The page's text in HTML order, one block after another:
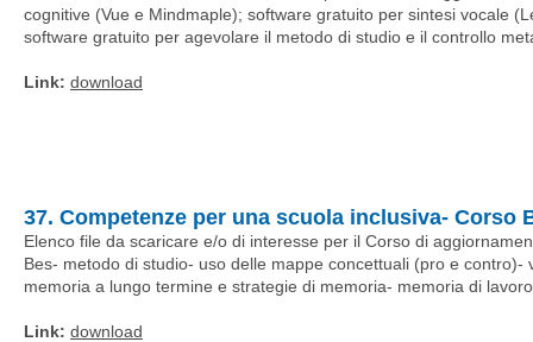
cognitive (Vue e Mindmaple); software gratuito per sintesi vocale
software gratuito per agevolare il metodo di studio e il controllo
Link: download
37. Competenze per una scuola inclusiva- Corso
Elenco file da scaricare e/o di interesse per il Corso di
Bes- metodo di studio- uso delle mappe concettuali (pro e
memoria a lungo termine e strategie di memoria- memoria di
Link: download